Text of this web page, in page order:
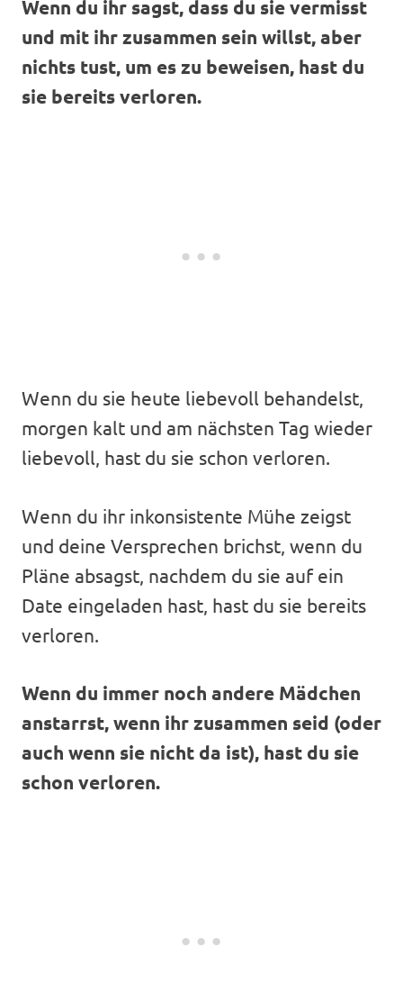
Wenn du ihr sagst, dass du sie vermisst
und mit ihr zusammen sein willst, aber
nichts tust, um es zu beweisen, hast du
sie bereits verloren.
Wenn du sie heute liebevoll behandelst,
morgen kalt und am nächsten Tag wieder
liebevoll, hast du sie schon verloren.
Wenn du ihr inkonsistente Mühe zeigst
und deine Versprechen brichst, wenn du
Pläne absagst, nachdem du sie auf ein
Date eingeladen hast, hast du sie bereits
verloren.
Wenn du immer noch andere Mädchen
anstarrst, wenn ihr zusammen seid (oder
auch wenn sie nicht da ist), hast du sie
schon verloren.